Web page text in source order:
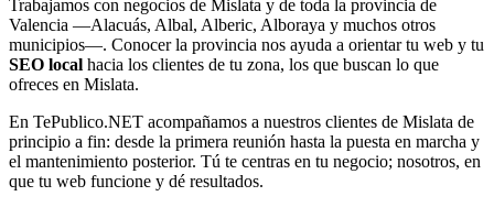
Trabajamos con negocios de Mislata y de toda la provincia de
Valencia —Alacuás, Albal, Alberic, Alboraya y muchos otros
municipios—. Conocer la provincia nos ayuda a orientar tu web y tu
SEO local hacia los clientes de tu zona, los que buscan lo que
ofreces en Mislata.
En TePublico.NET acompañamos a nuestros clientes de Mislata de
principio a fin: desde la primera reunión hasta la puesta en marcha y
el mantenimiento posterior. Tú te centras en tu negocio; nosotros, en
que tu web funcione y dé resultados.